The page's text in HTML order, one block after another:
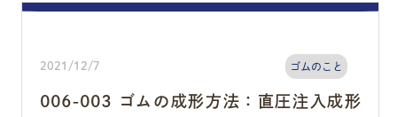
2021/12/7 ゴムのこと
006-003 ゴムの成形方法：直圧注入成形